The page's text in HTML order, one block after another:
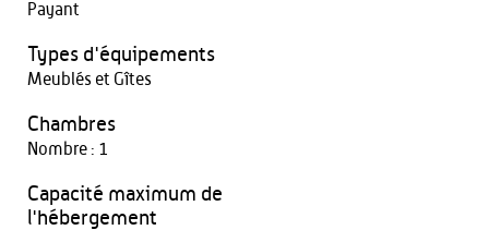
Payant
Types d'équipements
Meublés et Gîtes
Chambres
Nombre : 1
Capacité maximum de
l'hébergement